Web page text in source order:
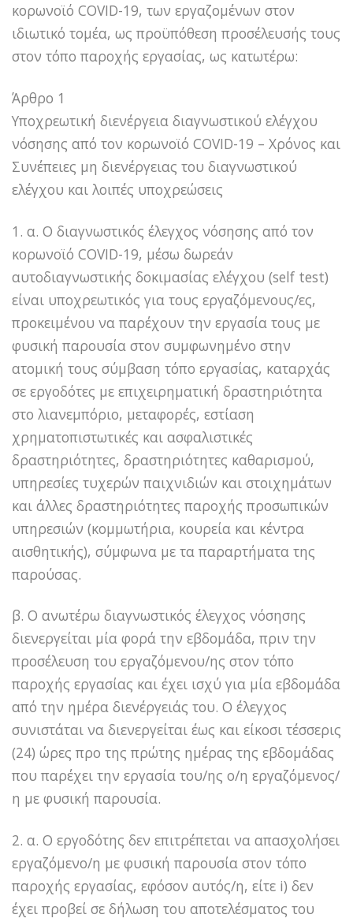
κορωνοϊό COVID-19, των εργαζομένων στον
ιδιωτικό τομέα, ως προϋπόθεση προσέλευσής τους
στον τόπο παροχής εργασίας, ως κατωτέρω:
Άρθρο 1
Υποχρεωτική διενέργεια διαγνωστικού ελέγχου
νόσησης από τον κορωνοϊό COVID-19 – Χρόνος και
Συνέπειες μη διενέργειας του διαγνωστικού
ελέγχου και λοιπές υποχρεώσεις
1. α. Ο διαγνωστικός έλεγχος νόσησης από τον
κορωνοϊό COVID-19, μέσω δωρεάν
αυτοδιαγνωστικής δοκιμασίας ελέγχου (self test)
είναι υποχρεωτικός για τους εργαζόμενους/ες,
προκειμένου να παρέχουν την εργασία τους με
φυσική παρουσία στον συμφωνημένο στην
ατομική τους σύμβαση τόπο εργασίας, καταρχάς
σε εργοδότες με επιχειρηματική δραστηριότητα
στο λιανεμπόριο, μεταφορές, εστίαση
χρηματοπιστωτικές και ασφαλιστικές
δραστηριότητες, δραστηριότητες καθαρισμού,
υπηρεσίες τυχερών παιχνιδιών και στοιχημάτων
και άλλες δραστηριότητες παροχής προσωπικών
υπηρεσιών (κομμωτήρια, κουρεία και κέντρα
αισθητικής), σύμφωνα με τα παραρτήματα της
παρούσας.
β. Ο ανωτέρω διαγνωστικός έλεγχος νόσησης
διενεργείται μία φορά την εβδομάδα, πριν την
προσέλευση του εργαζόμενου/ης στον τόπο
παροχής εργασίας και έχει ισχύ για μία εβδομάδα
από την ημέρα διενέργειάς του. Ο έλεγχος
συνιστάται να διενεργείται έως και είκοσι τέσσερις
(24) ώρες προ της πρώτης ημέρας της εβδομάδας
που παρέχει την εργασία του/ης ο/η εργαζόμενος/
η με φυσική παρουσία.
2. α. Ο εργοδότης δεν επιτρέπεται να απασχολήσει
εργαζόμενο/η με φυσική παρουσία στον τόπο
παροχής εργασίας, εφόσον αυτός/η, είτε i) δεν
έχει προβεί σε δήλωση του αποτελέσματος του